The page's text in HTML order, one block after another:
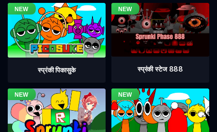
स्प्रंकी पिकासुके स्प्रंकी स्टेज 888